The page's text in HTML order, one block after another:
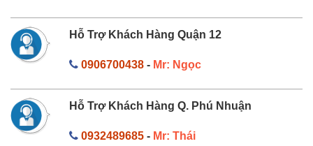
Hỗ Trợ Khách Hàng Quận 12
0906700438- Mr: Ngọc
Hỗ Trợ Khách Hàng Q. Phú Nhuận
0932489685- Mr: Thái